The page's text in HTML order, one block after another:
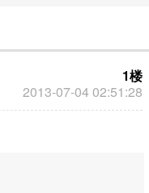
2013-07-04 02:51:28
1楼